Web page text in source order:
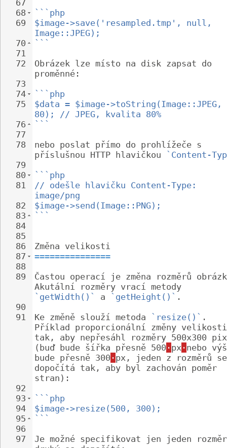
67
68
69
70
71
72
73
74
75
76
77
78
79
80
81
82
83
84
85
86
87
88
89
90
91
92
93
94
95
96
97
```php
$image->save('resampled.tmp', null,
Image::JPEG);
```
Obrázek lze místo na disk zapsat do
proměnné:
```php
$data = $image->toString(Image::JPEG,
80); // JPEG, kvalita 80%
```
nebo poslat přímo do prohlížeče s
příslušnou HTTP hlavičkou
`Content-
```php
// odešle hlavičku Content-Type:
image/png
$image->send(Image::PNG);
```
Změna velikosti
===============
Častou operací je změna rozměrů
Akutální rozměry vrací metody
`getWidth()`
a `getHeight()` .
Ke změně slouží metoda
`resize()` .
Příklad proporcionální změny
tak, aby nepřesáhl rozměry 500x300
(buď bude šířka přesně 500 · px · nebo
bude přesně 300 · px, jeden z rozměrů
dopočítá tak, aby byl zachován poměr
stran):
```php
$image->resize(500, 300);
```
Je možné specifikovat jen jeden